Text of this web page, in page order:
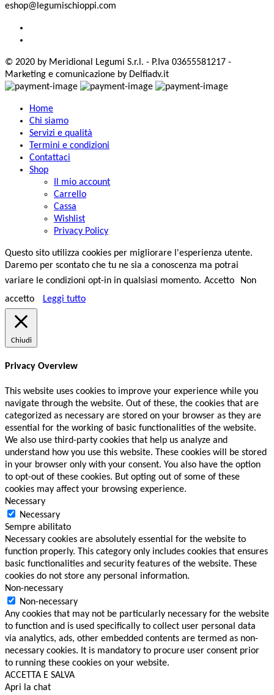
eshop@legumischioppi.com
© 2020 by Meridional Legumi S.r.l. - P.Iva 03655581217 -
Marketing e comunicazione by Delfiadv.it
Home
Chi siamo
Servizi e qualità
Termini e condizioni
Contattaci
Shop
Il mio account
Carrello
Cassa
Wishlist
Privacy Policy
Questo sito utilizza cookies per migliorare l'esperienza utente.
Daremo per scontato che tu ne sia a conoscenza ma potrai
variare le condizioni opt-in in qualsiasi momento. Accetto
Non
accetto
Leggi tutto
Chiudi
Privacy Overview
This website uses cookies to improve your experience while you
navigate through the website. Out of these, the cookies that are
categorized as necessary are stored on your browser as they are
essential for the working of basic functionalities of the website.
We also use third-party cookies that help us analyze and
understand how you use this website. These cookies will be stored
in your browser only with your consent. You also have the option
to opt-out of these cookies. But opting out of some of these
cookies may affect your browsing experience.
Necessary
Necessary
Sempre abilitato
Necessary cookies are absolutely essential for the website to
function properly. This category only includes cookies that ensures
basic functionalities and security features of the website. These
cookies do not store any personal information.
Non-necessary
Non-necessary
Any cookies that may not be particularly necessary for the website
to function and is used specifically to collect user personal data
via analytics, ads, other embedded contents are termed as non-
necessary cookies. It is mandatory to procure user consent prior
to running these cookies on your website.
ACCETTA E SALVA
Apri la chat